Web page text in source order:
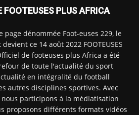
FOOTEUSES PLUS AFRICA
page dénommée Foot-euses 229, le
ce 14 août 2022 FOOTEUSES
de footeuses plus Africa a été
de toute l'actualité du sport
en intégralité du football
autres disciplines sportives. Avec
nous participons à la médiatisation
proposons différents formats vidéos